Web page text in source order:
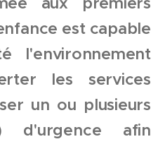
est capable
l'environnement
les services
un ou plusieurs
d'urgence afin